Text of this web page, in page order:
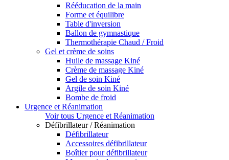
Rééducation de la main
Forme et équilibre
Table d'inversion
Ballon de gymnastique
Thermothérapie Chaud / Froid
Gel et crème de soins
Huile de massage Kiné
Crème de massage Kiné
Gel de soin Kiné
Argile de soin Kiné
Bombe de froid
Urgence et Réanimation
Voir tous Urgence et Réanimation
Défibrillateur / Réanimation
Défibrillateur
Accessoires défibrillateur
Boîtier pour défibrillateur